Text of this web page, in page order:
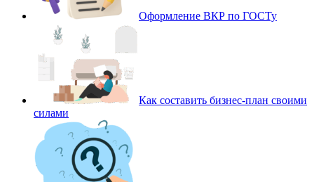
Оформление ВКР по ГОСТу
Как составить бизнес-план своими
силами